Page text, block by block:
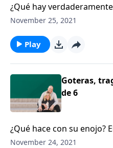
¿Qué hay
Chip Ingram nos ofrece
November 25, 2021
Play
Goteras,
de 6
¿Qué hace con su enojo?
que el enojo bien
November 24, 2021